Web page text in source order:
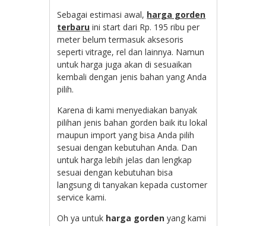
Sebagai estimasi awal, harga gorden
terbaru ini start dari Rp. 195 ribu per
meter belum termasuk aksesoris
seperti vitrage, rel dan lainnya. Namun
untuk harga juga akan di sesuaikan
kembali dengan jenis bahan yang Anda
pilih.
Karena di kami menyediakan banyak
pilihan jenis bahan gorden baik itu lokal
maupun import yang bisa Anda pilih
sesuai dengan kebutuhan Anda. Dan
untuk harga lebih jelas dan lengkap
sesuai dengan kebutuhan bisa
langsung di tanyakan kepada customer
service kami.
Oh ya untuk harga gorden yang kami